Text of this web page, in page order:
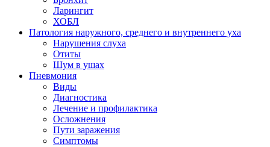
Ларингит
ХОБЛ
Патология наружного, среднего и внутреннего уха
Нарушения слуха
Отиты
Шум в ушах
Пневмония
Виды
Диагностика
Лечение и профилактика
Осложнения
Пути заражения
Симптомы